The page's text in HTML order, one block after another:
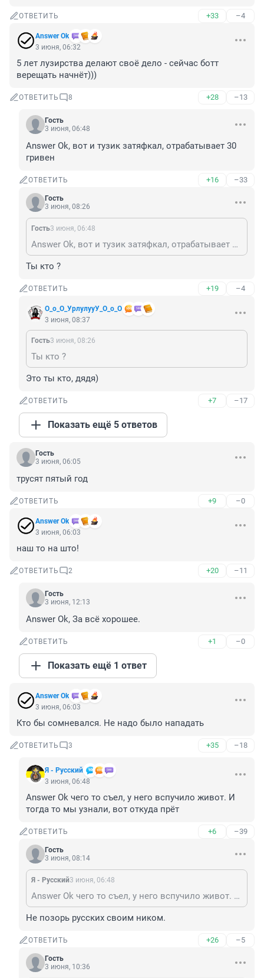
ОТВЕТИТЬ +33 –4
Answer Ok
3 июня, 06:32
5 лет лузирства делают своё дело - сейчас ботт
верещать начнёт)))
ОТВЕТИТЬ 8 +28 –13
Гость
3 июня, 06:48
Answer Ok, вот и тузик затяфкал, отрабатывает 30
гривен
ОТВЕТИТЬ +16 –33
Гость
3 июня, 08:26
Гость3 июня, 06:48
Answer Ok, вот и тузик затяфкал, отрабатывает 30 гривен
Ты кто ?
ОТВЕТИТЬ +19 –4
О_о_О_УрлулууУ_О_о_О
3 июня, 08:37
Гость3 июня, 08:26
Ты кто ?
Это ты кто, дядя)
ОТВЕТИТЬ +7 –17
Показать ещё 5 ответов
Гость
3 июня, 06:05
трусят пятый год
ОТВЕТИТЬ +9 –0
Answer Ok
3 июня, 06:03
наш то на што!
ОТВЕТИТЬ 2 +20 –11
Гость
3 июня, 12:13
Answer Ok, За всё хорошее.
ОТВЕТИТЬ +1 –0
Показать ещё 1 ответ
Answer Ok
3 июня, 06:03
Кто бы сомневался. Не надо было нападать
ОТВЕТИТЬ 3 +35 –18
Я - Русский
3 июня, 06:48
Answer Ok чего то съел, у него вспучило живот. И
тогда то мы узнали, вот откуда прёт
ОТВЕТИТЬ +6 –39
Гость
3 июня, 08:14
Я - Русский3 июня, 06:48
Answer Ok чего то съел, у него вспучило живот. И тогда то мы узнали, вот откуда прёт
Не позорь русских своим ником.
ОТВЕТИТЬ +26 –5
Гость
3 июня, 10:36